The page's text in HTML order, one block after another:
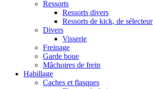
Ressorts
Ressorts divers
Ressorts de kick, de sélecteur
Divers
Visserie
Freinage
Garde boue
Mâchoires de frein
Habillage
Caches et flasques